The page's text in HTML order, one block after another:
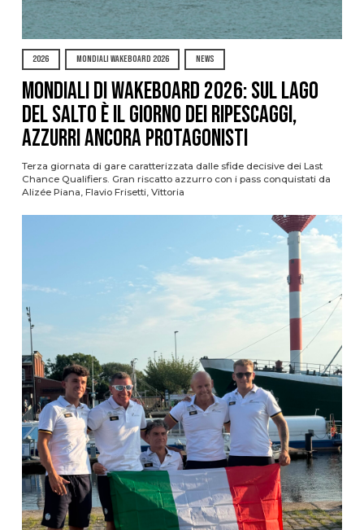
2026 MONDIALI WAKEBOARD 2026 NEWS
Mondiali di Wakeboard 2026: sul Lago
del Salto è il giorno dei ripescaggi,
azzurri ancora protagonisti
Terza giornata di gare caratterizzata dalle sfide decisive dei Last
Chance Qualifiers. Gran riscatto azzurro con i pass conquistati da
Alizée Piana, Flavio Frisetti, Vittoria